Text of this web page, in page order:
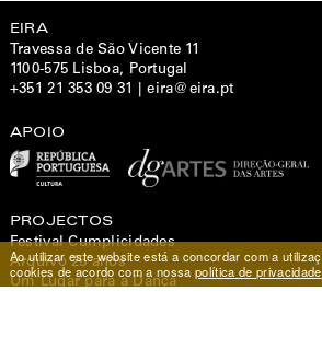
EIRA
Travessa de São Vicente 11
1100-575 Lisboa, Portugal
+351 21 353 09 31 | eira@eira.pt
APOIO
PROJECTOS
Festival Cumplicidades
Arquivo 25 anos
Um Lugar para a Dança
Ao utilizar este website está a concordar com a
cookies de acordo com a nossapolítica de privacidade